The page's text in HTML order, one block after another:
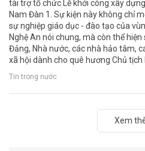
tài trợ tổ chức Lễ khởi công xây
Nam Đàn 1. Sự kiện này không chỉ
sự nghiệp giáo dục - đào tạo của
Nghệ An nói chung, mà còn thể
Đảng, Nhà nước, các nhà hảo tâm,
xã hội dành cho quê hương Chủ tịch
Tin trong nước
Xem